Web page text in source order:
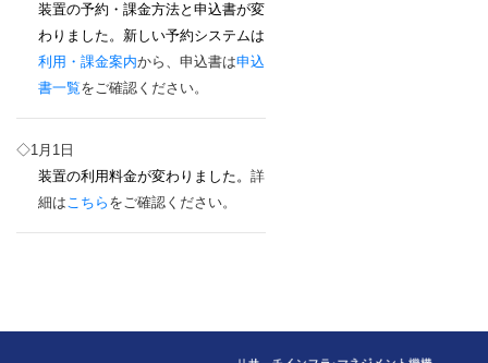
装置の予約・課金方法と申込書が変
わりました。新しい予約システムは
利用・課金案内から、申込書は申込
書一覧をご確認ください。
◇1月1日
装置の利用料金が変わりました。 詳
細はこちら をご確認ください。